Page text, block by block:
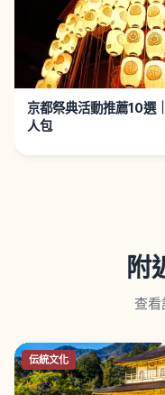
京都祭典活動推薦10選
人包
附
查
伝統文化